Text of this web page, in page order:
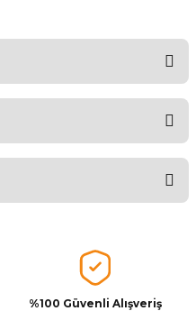
%100 Güvenli Alışveriş